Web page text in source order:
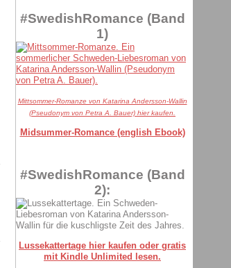
#SwedishRomance (Band
1)
Mittsommer-Romanze von Katarina Andersson-Wallin
(Pseudonym von Petra A. Bauer) hier kaufen.
Midsummer-Romance (english Ebook)
#SwedishRomance (Band
2):
Lussekattertage hier kaufen oder gratis
mit Kindle Unlimited lesen.